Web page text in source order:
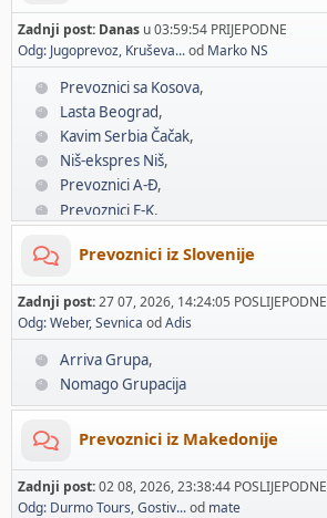
Prevoznici A-Đ
Prevoznici E-K
Prevoznici L-P
Prevoznici R-Ž
Zadnji post: Danas u 03:59:54 PRIJEPODNE
Odg: Jugoprevoz, Kruševa...od Marko NS
Prevoznici sa Kosova
Lasta Beograd
Kavim Serbia Čačak
Niš-ekspres Niš
Prevoznici A-Đ
Prevoznici E-K
Prevoznici R-Ž
Prevoznici iz Slovenije
Zadnji post:27 07, 2026, 14:24:05 POSLIJEPODNE
Odg: Weber, Sevnica odAdis
Arriva Grupa
Nomago Grupacija
Prevoznici iz Makedonije
Zadnji post:02 08, 2026, 23:38:44 POSLIJEPODNE
Odg: Durmo Tours, Gostiv...od mate